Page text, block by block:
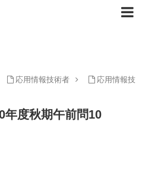
応用情報技術者
応用情報技
年度秋期午前問10